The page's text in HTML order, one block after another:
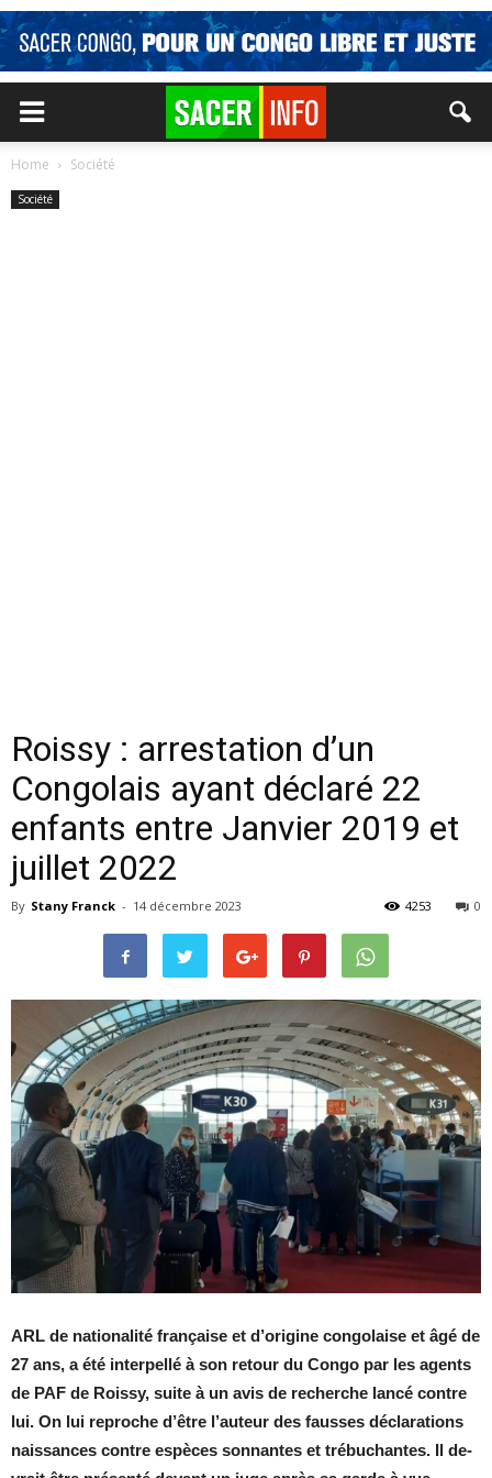
Home Société
Société
Roissy : arrestation d’un
Congo­lais ayant dé­claré 22
enfants entre Jan­vier 2019 et
juillet 2022
By Stany Franck - 14 décembre 2023 0
4253
ARL de na­tio­na­lité fran­çaise et d’ori­gine congo­laise et âgé de
27 ans, a été in­ter­pellé à son re­tour du Congo par les agents
de PAF de Roissy, suite à un avis de re­cherche lancé contre
lui. On lui re­proche d’être l’au­teur des fausses dé­cla­ra­tions
nais­sances contre es­pèces son­nantes et tré­bu­chantes. Il de­